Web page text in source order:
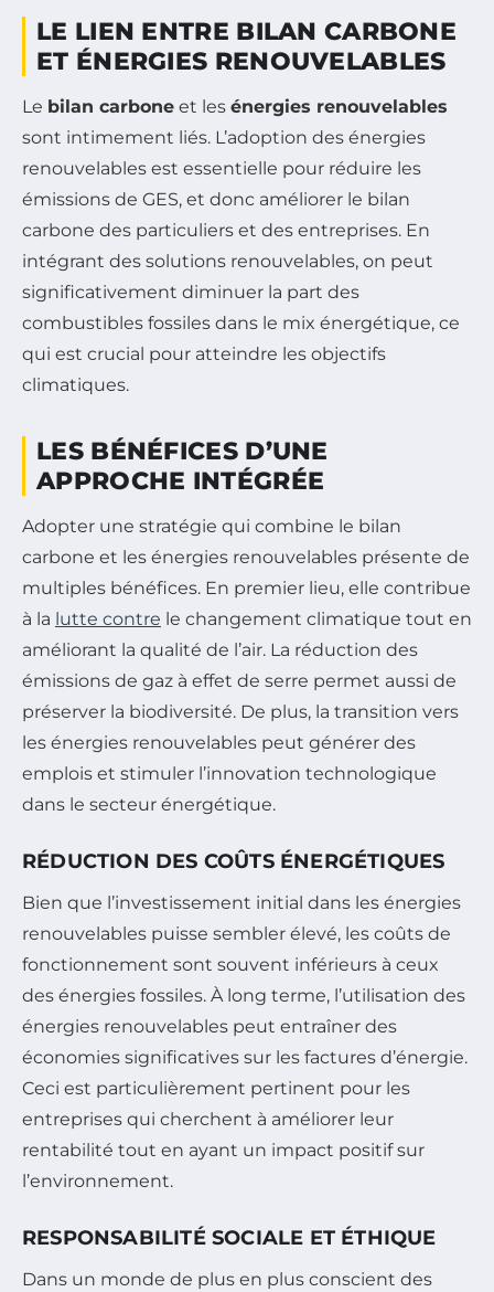
LE LIEN ENTRE BILAN CARBONE
ET ÉNERGIES RENOUVELABLES
Le bilan carbone et les énergies renouvelables
sont intimement liés. L’adoption des énergies
renouvelables est essentielle pour réduire les
émissions de GES, et donc améliorer le bilan
carbone des particuliers et des entreprises. En
intégrant des solutions renouvelables, on peut
significativement diminuer la part des
combustibles fossiles dans le mix énergétique, ce
qui est crucial pour atteindre les objectifs
climatiques.
LES BÉNÉFICES D’UNE
APPROCHE INTÉGRÉE
Adopter une stratégie qui combine le bilan
carbone et les énergies renouvelables présente de
multiples bénéfices. En premier lieu, elle contribue
à la lutte contre le changement climatique tout en
améliorant la qualité de l’air. La réduction des
émissions de gaz à effet de serre permet aussi de
préserver la biodiversité. De plus, la transition vers
les énergies renouvelables peut générer des
emplois et stimuler l’innovation technologique
dans le secteur énergétique.
RÉDUCTION DES COÛTS ÉNERGÉTIQUES
Bien que l’investissement initial dans les énergies
renouvelables puisse sembler élevé, les coûts de
fonctionnement sont souvent inférieurs à ceux
des énergies fossiles. À long terme, l’utilisation des
énergies renouvelables peut entraîner des
économies significatives sur les factures d’énergie.
Ceci est particulièrement pertinent pour les
entreprises qui cherchent à améliorer leur
rentabilité tout en ayant un impact positif sur
l’environnement.
RESPONSABILITÉ SOCIALE ET ÉTHIQUE
Dans un monde de plus en plus conscient des